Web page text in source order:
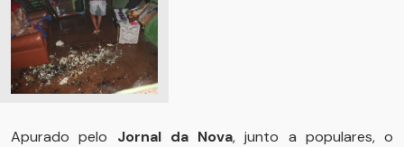
Apurado pelo Jornal da Nova, junto a populares, o